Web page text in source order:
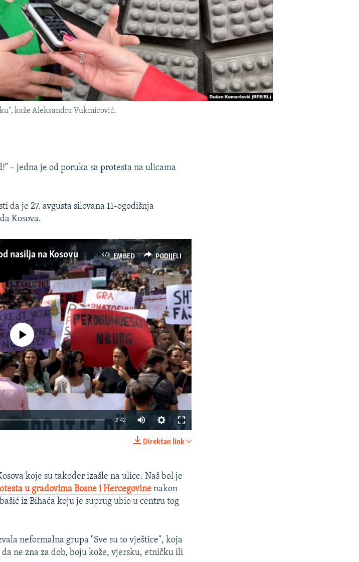
kaže Aleksandra Vukmirović.
– jedna je od poruka sa protesta na ulicama
da je 27. avgusta silovana 11-ogodišnja
Kosova.
EMBED PODIJELI
nasilja na Kosovu
360p 480p
currently available
2:42 Auto
720p
1080p
Direktan link
koje su također izašle na ulice. Naš bol je
u gradovima Bosne i Hercegovine nakon
iz Bihaća koju je suprug ubio u centru tog
neformalna grupa "Sve su to vještice", koja
ne zna za dob, boju kože, vjersku, etničku ili